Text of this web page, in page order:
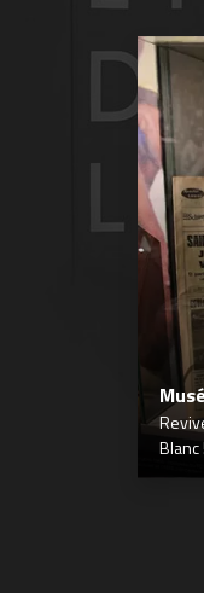
Blanc !